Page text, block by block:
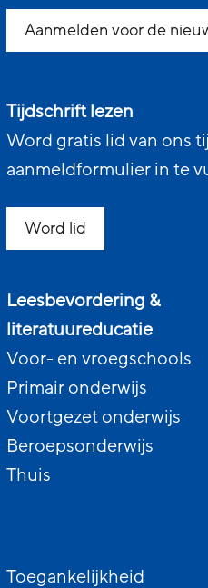
Aanmelden voor de
Tijdschrift lezen
Word gratis lid van ons
aanmeldformulier in te
Word lid
Leesbevordering &
literatuureducatie
Voor- en vroegschools
Primair onderwijs
Voortgezet onderwijs
Beroepsonderwijs
Thuis
Toegankelijkheid